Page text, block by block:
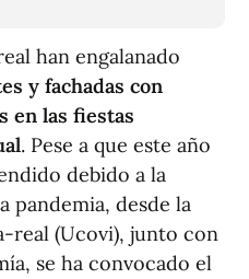
han engalanado
y fachadas con
en las fiestas
. Pese a que este año
debido a la
pandemia, desde la
real (Ucovi), junto con
se ha convocado el